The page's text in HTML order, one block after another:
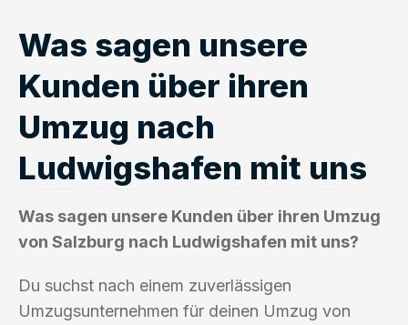
Was sagen unsere
Kunden über ihren
Umzug nach
Ludwigshafen mit uns
Was sagen unsere Kunden über ihren Umzug
von Salzburg nach Ludwigshafen mit uns?
Du suchst nach einem zuverlässigen
Umzugsunternehmen für deinen Umzug von